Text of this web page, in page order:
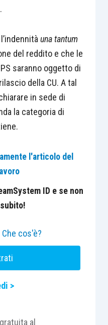
una tantum
del reddito e che le
saranno oggetto di
della CU. A tal
in sede di
la categoria di
l'articolo del
ID e se non
Che cos'è?
>
al